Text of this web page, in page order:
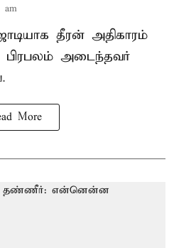
am
தீரன் அதிகாரம்
பிரபலம் அடைந்தவர்
More